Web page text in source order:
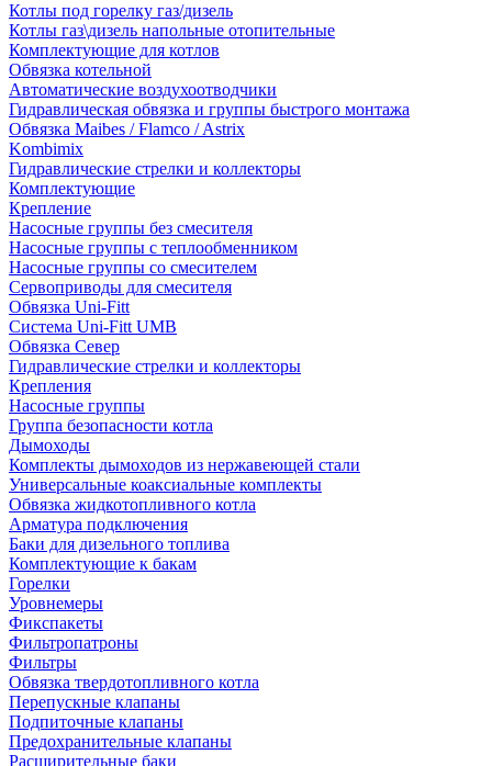
Котлы под горелку газ/дизель
Котлы газ\дизель напольные отопительные
Комплектующие для котлов
Обвязка котельной
Автоматические воздухоотводчики
Гидравлическая обвязка и группы быстрого монтажа
Обвязка Maibes / Flamco / Astrix
Kombimix
Гидравлические стрелки и коллекторы
Комплектующие
Крепление
Насосные группы без смесителя
Насосные группы с теплообменником
Насосные группы со смесителем
Сервоприводы для смесителя
Обвязка Uni-Fitt
Система Uni-Fitt UMB
Обвязка Север
Гидравлические стрелки и коллекторы
Крепления
Насосные группы
Группа безопасности котла
Дымоходы
Комплекты дымоходов из нержавеющей стали
Универсальные коаксиальные комплекты
Обвязка жидкотопливного котла
Арматура подключения
Баки для дизельного топлива
Комплектующие к бакам
Горелки
Уровнемеры
Фикспакеты
Фильтропатроны
Фильтры
Обвязка твердотопливного котла
Перепускные клапаны
Подпиточные клапаны
Предохранительные клапаны
Расширительные баки